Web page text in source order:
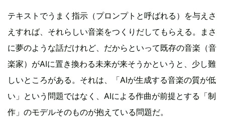
テキストでうまく指示（プロンプトと呼ばれる）を与えさ
えすれば、それらしい音楽をつくりだしてもらえる。まさ
に夢のような話だけれど、だからといって既存の音楽（音
楽家）がAIに置き換わる未来が来そうかというと、少し難
しいところがある。それは、「AIが生成する音楽の質が低
い」という問題ではなく、AIによる作曲が前提とする「制
作」のモデルそのものが抱えている問題だ。